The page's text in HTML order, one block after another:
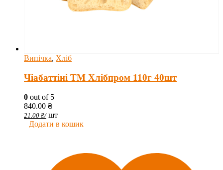
Випічка, Хліб
Чіабаттіні ТМ Хлібпром 110г 40шт
0 out of 5
840.00 ₴
21.00 ₴/ шт
Додати в кошик